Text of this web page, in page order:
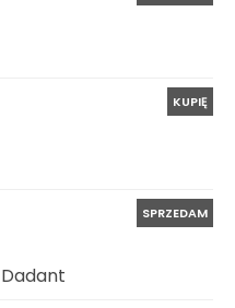
KUPIĘ
SPRZEDAM